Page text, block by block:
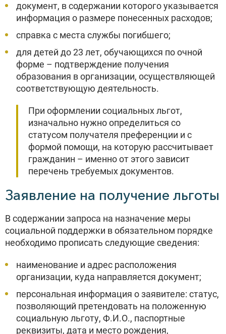
документ, в содержании которого указывается
информация о размере понесенных расходов;
справка с места службы погибшего;
для детей до 23 лет, обучающихся по очной
форме – подтверждение получения
образования в организации, осуществляющей
соответствующую деятельность.
При оформлении социальных льгот,
изначально нужно определиться со
статусом получателя преференции и с
формой помощи, на которую рассчитывает
гражданин – именно от этого зависит
перечень требуемых документов.
Заявление на получение льготы
В содержании запроса на назначение меры
социальной поддержки в обязательном порядке
необходимо прописать следующие сведения:
наименование и адрес расположения
организации, куда направляется документ;
персональная информация о заявителе: статус,
позволяющий претендовать на положенную
социальную льготу, Ф.И.О., паспортные
реквизиты, дата и место рождения,